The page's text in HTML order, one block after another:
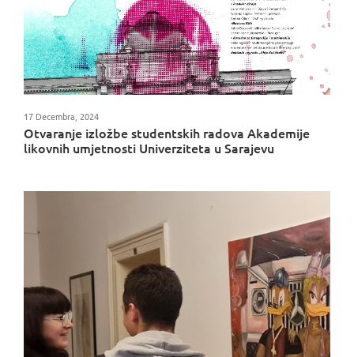
Otvaranje izložbe studentskih radova Akademije
likovnih umjetnosti Univerziteta u Sarajevu
17 Decembra, 2024